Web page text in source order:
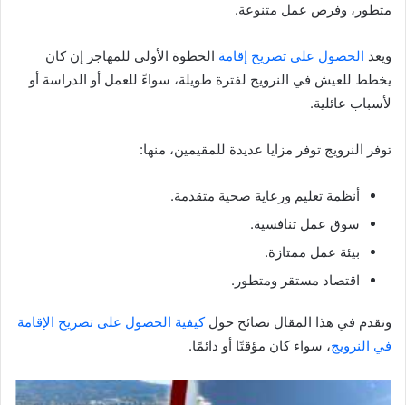
متطور، وفرص عمل متنوعة.
ويعد الحصول على تصريح إقامة الخطوة الأولى للمهاجر إن كان
يخطط للعيش في النرويج لفترة طويلة، سواءً للعمل أو الدراسة أو
لأسباب عائلية.
توفر النرويج توفر مزايا عديدة للمقيمين، منها:
أنظمة تعليم ورعاية صحية متقدمة.
سوق عمل تنافسية.
بيئة عمل ممتازة.
اقتصاد مستقر ومتطور.
ونقدم في هذا المقال نصائح حولكيفية الحصول على تصريح الإقامة
في النرويج، سواء كان مؤقتًا أو دائمًا.